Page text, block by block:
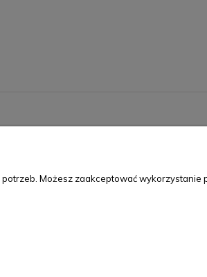
+48 733 325 252
pon-pt: 07:00-15:00
Możesz zaakceptować wykorzystanie